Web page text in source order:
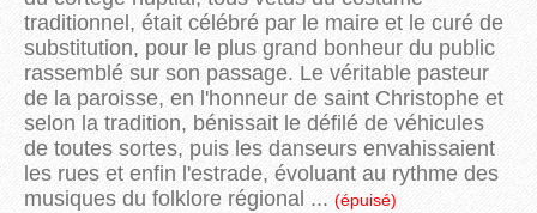
traditionnel, était célébré par le maire et le curé de
substitution, pour le plus grand bonheur du public
rassemblé sur son passage. Le véritable pasteur
de la paroisse, en l'honneur de saint Christophe et
selon la tradition, bénissait le défilé de véhicules
de toutes sortes, puis les danseurs envahissaient
les rues et enfin l'estrade, évoluant au rythme des
musiques du folklore régional ... (épuisé)